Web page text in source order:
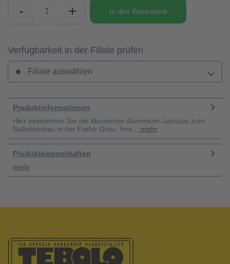
- + In den Warenkorb
Verfügbarkeit in der Filiale prüfen
Filiale auswählen
Produktinformationen
Hier bekommen Sie die klassische Aluminium-Jalousie zum
Selbsteinbau in der Farbe Grau. Ihre...
mehr
Produkteigenschaften
mehr